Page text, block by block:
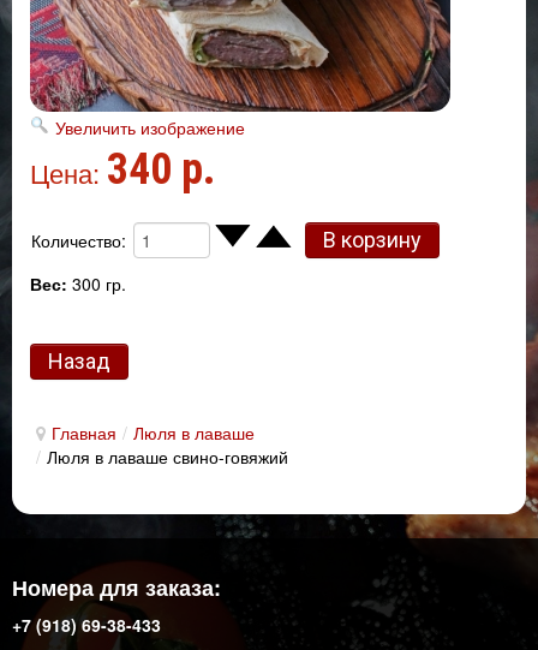
Увеличить изображение
Цена: 340 р.
Количество:
Вес: 300 гр.
Главная / Люля в лаваше
/ Люля в лаваше свино-говяжий
Номера для заказа:
+7 (918) 69-38-433